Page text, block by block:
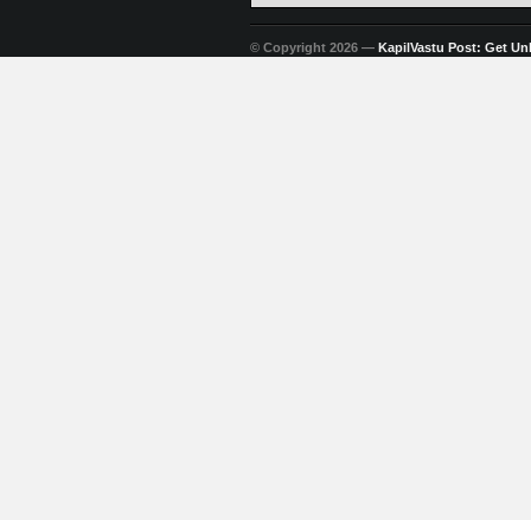
© Copyright 2026 — KapilVastu Post: Get